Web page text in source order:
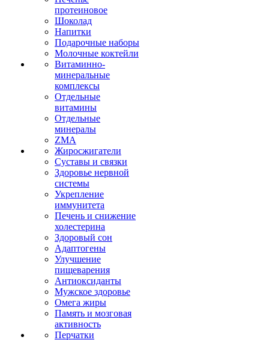
протеиновое
Шоколад
Напитки
Подарочные наборы
Молочные коктейли
Витаминно-
минеральные
комплексы
Отдельные
витамины
Отдельные
минералы
ZMA
Жиросжигатели
Суставы и связки
Здоровье нервной
системы
Укрепление
иммунитета
Печень и снижение
холестерина
Здоровый сон
Адаптогены
Улучшение
пищеварения
Антиоксиданты
Мужское здоровье
Омега жиры
Память и мозговая
активность
Перчатки